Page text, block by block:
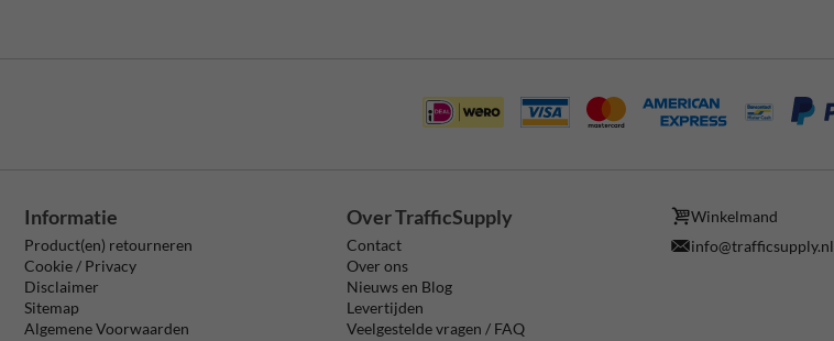
Informatie
Product(en) retourneren
Cookie / Privacy
Disclaimer
Sitemap
Algemene Voorwaarden
Over TrafficSupply
Contact
Over ons
Nieuws en Blog
Levertijden
Veelgestelde vragen / FAQ
Winkelmand
info@trafficsupply.nl